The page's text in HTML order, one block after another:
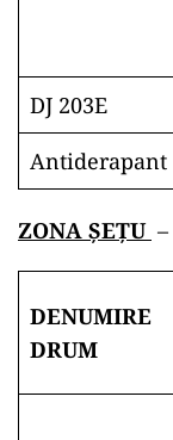
DJ 203E
Antiderapant
ZONA ŞEŢU –
DENUMIRE
DRUM